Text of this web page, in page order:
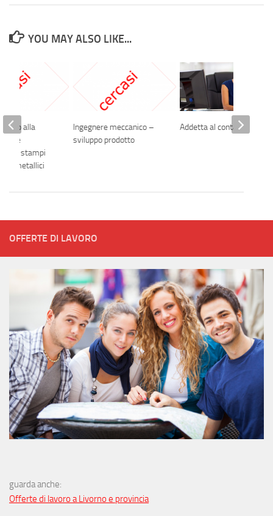
YOU MAY ALSO LIKE...
Ingegnere meccanico –
sviluppo prodotto
Addetta al contact center
alla
e
di stampi
metallici
OFFERTE DI LAVORO
guarda anche:
Offerte di lavoro a Livorno e provincia